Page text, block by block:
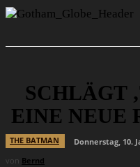
SCHLÄGT
EINE NEUE
THE BATMAN
Donnerstag, 10.
von Bernd